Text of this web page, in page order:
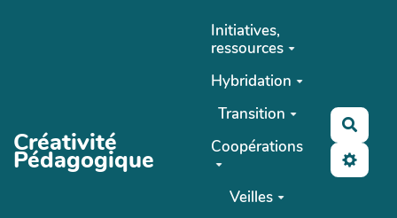
Créativité
Pédagogique
Initiatives,
ressources
Hybridation
Transition
Coopérations
Veilles